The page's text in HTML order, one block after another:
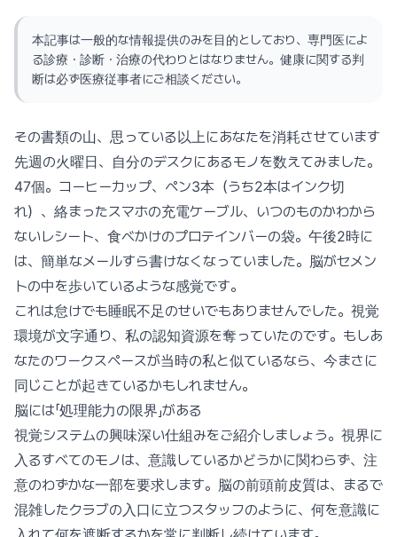
本記事は一般的な情報提供のみを目的としており、専門医によ
る診療・診断・治療の代わりとはなりません。健康に関する判
断は必ず医療従事者にご相談ください。
その書類の山、思っている以上にあなたを消耗させています
先週の火曜日、自分のデスクにあるモノを数えてみました。
47個。コーヒーカップ、ペン3本（うち2本はインク切
れ）、絡まったスマホの充電ケーブル、いつのものかわから
ないレシート、食べかけのプロテインバーの袋。午後2時に
は、簡単なメールすら書けなくなっていました。脳がセメン
トの中を歩いているような感覚です。
これは怠けでも睡眠不足のせいでもありませんでした。視覚
環境が文字通り、私の認知資源を奪っていたのです。もしあ
なたのワークスペースが当時の私と似ているなら、今まさに
同じことが起きているかもしれません。
脳には「処理能力の限界」がある
視覚システムの興味深い仕組みをご紹介しましょう。視界に
入るすべてのモノは、意識しているかどうかに関わらず、注
意のわずかな一部を要求します。脳の前頭前皮質は、まるで
混雑したクラブの入口に立つスタッフのように、何を意識に